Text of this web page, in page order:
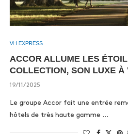
VH EXPRESS
ACCOR ALLUME LES
COLLECTION, SON LUXE À
19/11/2025
Le groupe Accor fait une entrée
hôtels de très haute gamme …